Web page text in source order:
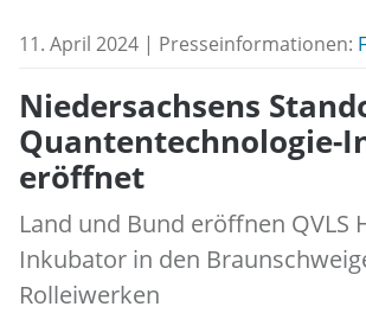
11. April 2024 | Presseinformationen:
Niedersachsens
Quantentechnologie-
eröffnet
Land und Bund eröffnen QVLS
Inkubator in den
Rolleiwerken